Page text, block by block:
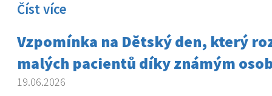
Číst více
Vzpomínka na Dětský den, který
malých pacientů díky známým
19.06.2026